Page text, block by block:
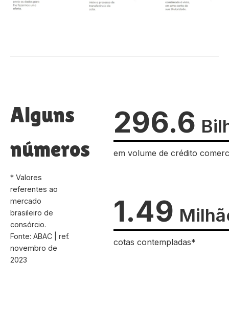
Alguns
números
* Valores
referentes ao
mercado
brasileiro de
consórcio.
Fonte: ABAC | ref.
novembro de
2023
296.6
em volume de crédito
1.49
cotas contempladas*